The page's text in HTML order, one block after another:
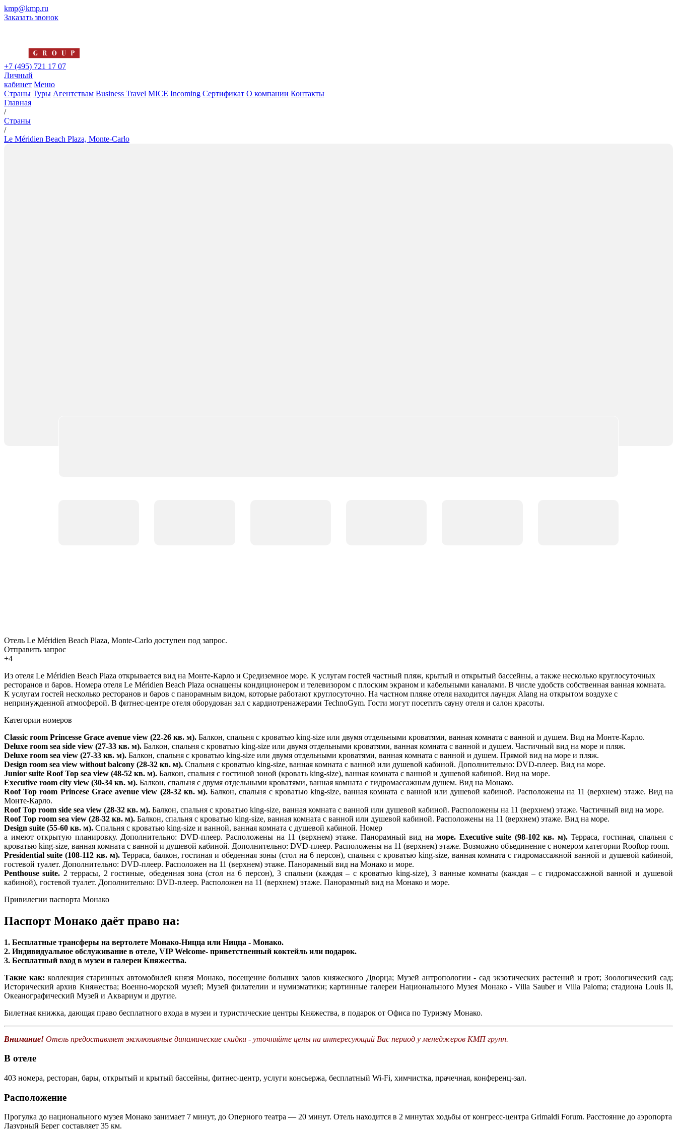
kmp@kmp.ru
Заказать звонок
+7 (495) 721 17 07
Личный
кабинет Меню
Страны Туры Агентствам Business Travel MICE Incoming Сертификат О компании Контакты
Главная
/
Страны
/
Le Méridien Beach Plaza, Monte-Carlo
Отель Le Méridien Beach Plaza, Monte-Carlo доступен под запрос.
Отправить запрос
+4
Из отеля Le Méridien Beach Plaza открывается вид на Монте-Карло и Средиземное море. К услугам гостей частный пляж, крытый и открытый бассейны, а также несколько круглосуточных
ресторанов и баров. Номера отеля Le Méridien Beach Plaza оснащены кондиционером и телевизором с плоским экраном и кабельными каналами. В числе удобств собственная ванная комната.
К услугам гостей несколько ресторанов и баров с панорамным видом, которые работают круглосуточно. На частном пляже отеля находится лаундж Alang на открытом воздухе с
непринужденной атмосферой. В фитнес-центре отеля оборудован зал с кардиотренажерами TechnoGym. Гости могут посетить сауну отеля и салон красоты.
Категории номеров
Classic room Princesse Grace avenue view (22-26 кв. м). Балкон, спальня с кроватью king-size или двумя отдельными кроватями, ванная комната с ванной и душем. Вид на Монте-Карло.
Deluxe room sea side view (27-33 кв. м). Балкон, спальня с кроватью king-size или двумя отдельными кроватями, ванная комната с ванной и душем. Частичный вид на море и пляж.
Deluxe room sea view (27-33 кв. м). Балкон, спальня с кроватью king-size или двумя отдельными кроватями, ванная комната с ванной и душем. Прямой вид на море и пляж.
Design room sea view without balcony (28-32 кв. м). Спальня с кроватью king-size, ванная комната с ванной или душевой кабиной. Дополнительно: DVD-плеер. Вид на море.
Junior suite Roof Top sea view (48-52 кв. м). Балкон, спальня с гостиной зоной (кровать king-size), ванная комната с ванной и душевой кабиной. Вид на море.
Executive room city view (30-34 кв. м). Балкон, спальня с двумя отдельными кроватями, ванная комната с гидромассажным душем. Вид на Монако.
Roof Top room Princese Grace avenue view (28-32 кв. м).Балкон, спальня с кроватью king-size, ванная комната с ванной или душевой кабиной. Расположены на 11 (верхнем) этаже. Вид на
Монте-Карло.
Roof Top room side sea view (28-32 кв. м). Балкон, спальня с кроватью king-size, ванная комната с ванной или душевой кабиной. Расположены на 11 (верхнем) этаже. Частичный вид на море.
Roof Top room sea view (28-32 кв. м). Балкон, спальня с кроватью king-size, ванная комната с ванной или душевой кабиной. Расположены на 11 (верхнем) этаже. Вид на море.
Design suite (55-60 кв. м). Спальня с кроватью king-size и ванной, ванная комната с душевой кабиной. Номер
а имеют открытую планировку. Дополнительно: DVD-плеер. Расположены на 11 (верхнем) этаже. Панорамный вид наморе. Executive suite (98-102 кв. м).Терраса, гостиная, спальня с
кроватью king-size, ванная комната с ванной и душевой кабиной. Дополнительно: DVD-плеер. Расположены на 11 (верхнем) этаже. Возможно объединение с номером категории Rooftop room.
Presidential suite (108-112 кв. м). Терраса, балкон, гостиная и обеденная зоны (стол на 6 персон), спальня с кроватью king-size, ванная комната с гидромассажной ванной и душевой кабиной,
гостевой туалет. Дополнительно: DVD-плеер. Расположен на 11 (верхнем) этаже. Панорамный вид на Монако и море.
Penthouse suite. 2 террасы, 2 гостиные, обеденная зона (стол на 6 персон), 3 спальни (каждая – с кроватью king-size), 3 ванные комнаты (каждая – с гидромассажной ванной и душевой
кабиной), гостевой туалет. Дополнительно: DVD-плеер. Расположен на 11 (верхнем) этаже. Панорамный вид на Монако и море.
Привилегии паспорта Монако
Паспорт Монако даёт право на:
1. Бесплатные трансферы на вертолете Монако-Ницца или Ницца - Монако.
2. Индивидуальное обслуживание в отеле, VIP Welcome- приветственный коктейль или подарок.
3. Бесплатный вход в музеи и галереи Княжества.
Такие как: коллекция старинных автомобилей князя Монако, посещение больших залов княжеского Дворца; Музей антропологии - сад экзотических растений и грот; Зоологический сад;
Исторический архив Княжества; Военно-морской музей; Музей филателии и нумизматики; картинные галереи Национального Музея Монако - Villa Sauber и Villa Paloma; стадиона Louis II,
Океанографический Музей и Аквариум и другие.
Билетная книжка, дающая право бесплатного входа в музеи и туристические центры Княжества, в подарок от Офиса по Туризму Монако.
Внимание! Отель предоставляет эксклюзивные динамические скидки - уточняйте цены на интересующий Вас период у менеджеров КМП групп.
В отеле
403 номера, ресторан, бары, открытый и крытый бассейны, фитнес-центр, услуги консьержа, бесплатный Wi-Fi, химчистка, прачечная, конференц-зал.
Расположение
Прогулка до национального музея Монако занимает 7 минут, до Оперного театра — 20 минут. Отель находится в 2 минутах ходьбы от конгресс-центра Grimaldi Forum. Расстояние до аэропорта
Лазурный Берег составляет 35 км.